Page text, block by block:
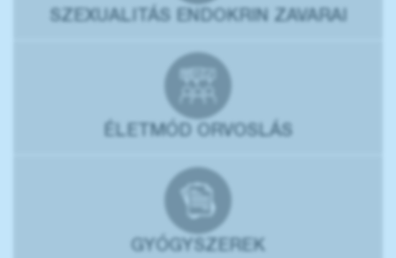
SZEXUALITÁS ENDOKRIN ZAVARAI
ÉLETMÓD ORVOSLÁS
GYÓGYSZEREK